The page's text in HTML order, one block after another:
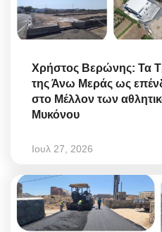
Χρήστος Βερώνης: Τα
της Άνω Μεράς ως
στο Μέλλον των
Μυκόνου
Ιουλ 27, 2026